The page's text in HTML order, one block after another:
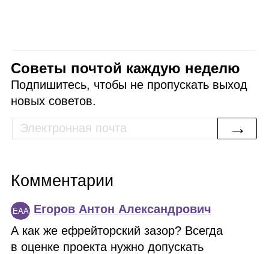
Советы почтой каждую неделю
Подпишитесь, чтобы не пропускать выход
новых советов.
→
Комментарии
ЕАА
Егоров Антон Александрович
А как же ефрейторский зазор? Всегда
в оценке проекта нужно допускать